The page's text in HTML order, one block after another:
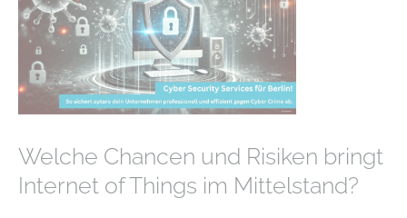
Welche Chancen und Risiken bringt
Internet of Things im Mittelstand?